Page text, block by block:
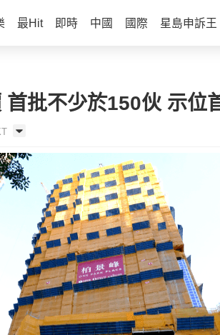
最Hit 即時 中國 國際 星島申訴王
批不少於150伙 示位